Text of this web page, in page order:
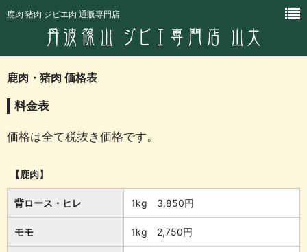
鹿肉 猪肉 ジビエ肉 通販専門店
鹿肉・猪肉 価格表
料金表
価格は全て税抜き価格です。
【鹿肉】
背ロース・ヒレ 1kg 3,850円
モモ 1kg 2,750円